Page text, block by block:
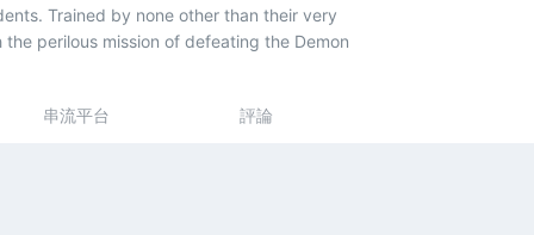
Trained by none other than their very
perilous mission of defeating the Demon
串流平台 評論